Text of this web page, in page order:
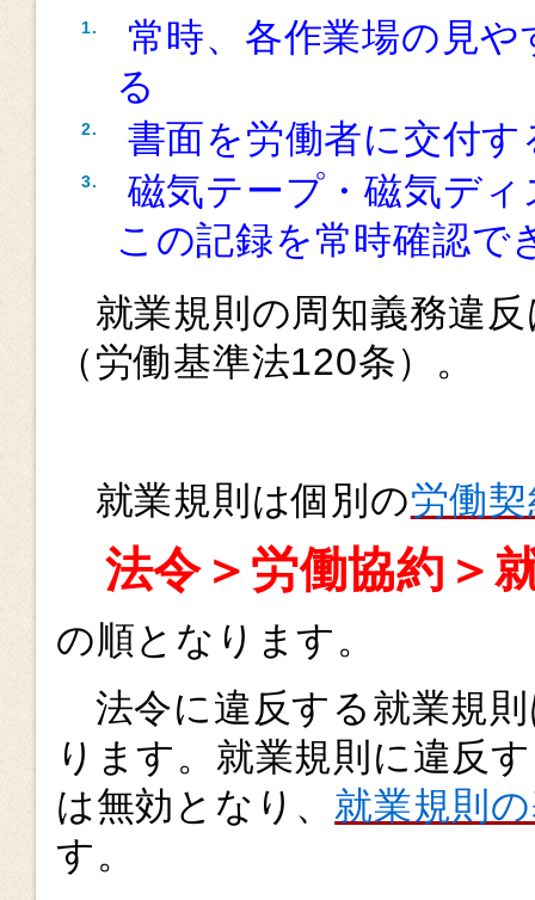
常時、各作業場の見
る
書面を労働者に交付す
磁気テープ・磁気デ
この記録を常時確認で
就業規則の周知義務違
（労働基準法120条）。
就業規則は個別の労働
法令＞労働協約＞
の順となります。
法令に違反する就業規
ります。就業規則に違反
は無効となり、就業規則
す。